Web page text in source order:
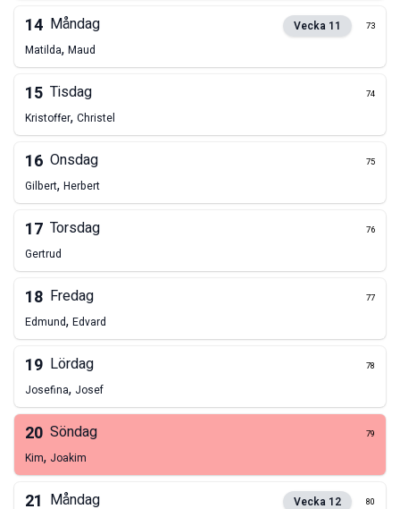
14 Måndag Vecka 11 73
Matilda, Maud
15 Tisdag 74
Kristoffer, Christel
16 Onsdag 75
Gilbert, Herbert
17 Torsdag 76
Gertrud
18 Fredag 77
Edmund, Edvard
19 Lördag 78
Josefina, Josef
20 Söndag 79
Kim, Joakim
21 Måndag Vecka 12 80